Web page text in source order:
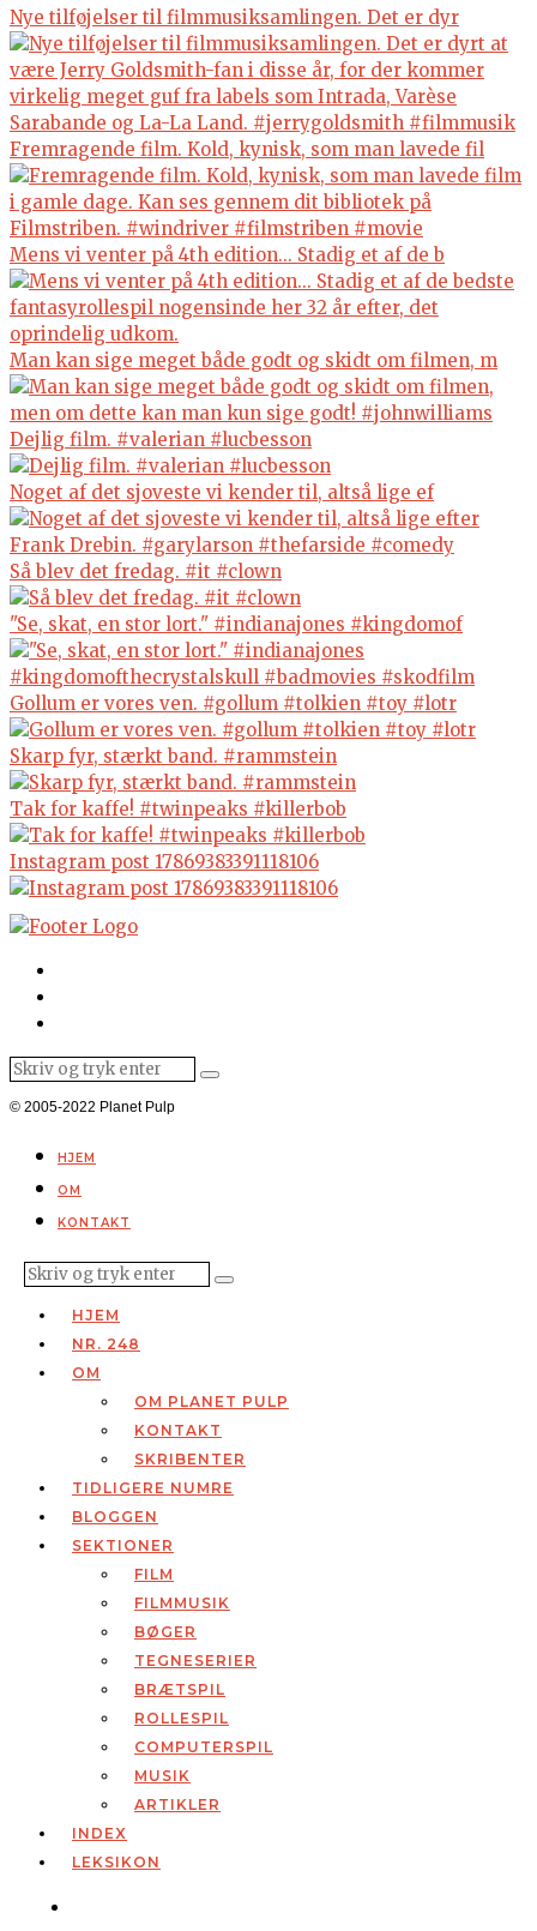
Nye tilføjelser til filmmusiksamlingen. Det er dyr
Fremragende film. Kold, kynisk, som man lavede fil
Mens vi venter på 4th edition... Stadig et af de b
Man kan sige meget både godt og skidt om filmen, m
Dejlig film. #valerian #lucbesson
Noget af det sjoveste vi kender til, altså lige ef
Så blev det fredag. #it #clown
"Se, skat, en stor lort." #indianajones #kingdomof
Gollum er vores ven. #gollum #tolkien #toy #lotr
Skarp fyr, stærkt band. #rammstein
Tak for kaffe! #twinpeaks #killerbob
Instagram post 17869383391118106
© 2005-2022 Planet Pulp
HJEM
OM
KONTAKT
HJEM
NR. 248
OM
OM PLANET PULP
KONTAKT
SKRIBENTER
TIDLIGERE NUMRE
BLOGGEN
SEKTIONER
FILM
FILMMUSIK
BØGER
TEGNESERIER
BRÆTSPIL
ROLLESPIL
COMPUTERSPIL
MUSIK
ARTIKLER
INDEX
LEKSIKON